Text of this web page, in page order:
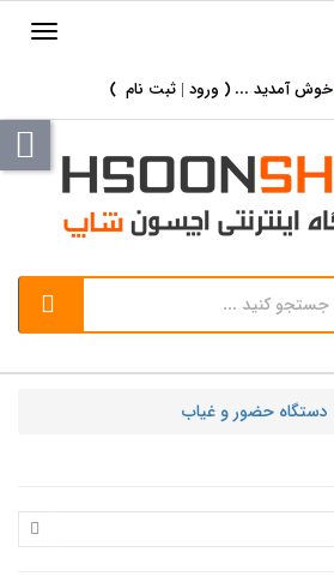
خوش آمدید ... ( ورود | ثبت نام )
دستگاه حضور و غیاب